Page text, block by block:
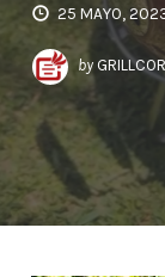
25 MAYO,
by